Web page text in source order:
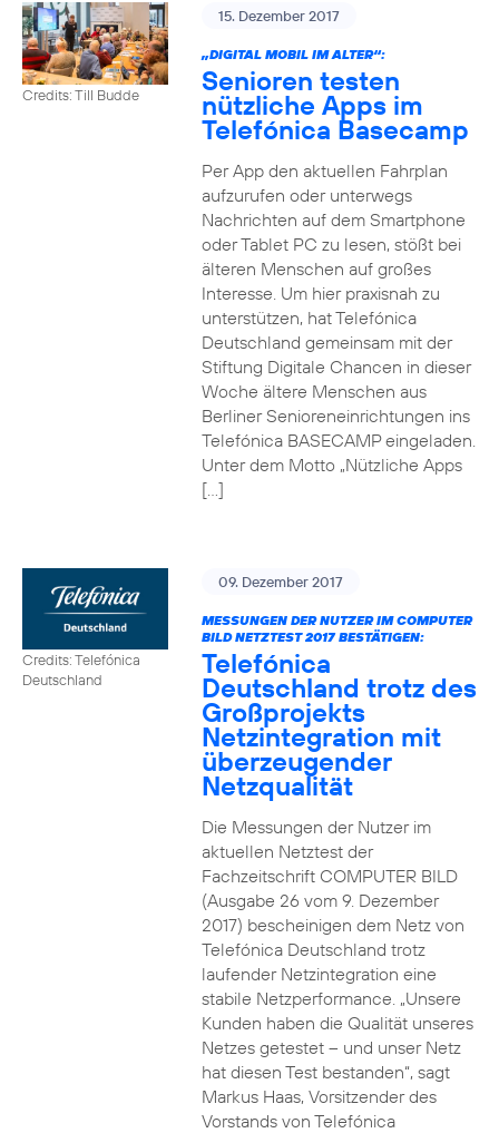
Credits: Till Budde
15. Dezember 2017
„DIGITAL MOBIL IM ALTER“:
Senioren testen
nützliche Apps im
Telefónica Basecamp
Per App den aktuellen Fahrplan
aufzurufen oder unterwegs
Nachrichten auf dem Smartphone
oder Tablet PC zu lesen, stößt bei
älteren Menschen auf großes
Interesse. Um hier praxisnah zu
unterstützen, hat Telefónica
Deutschland gemeinsam mit der
Stiftung Digitale Chancen in dieser
Woche ältere Menschen aus
Berliner Senioreneinrichtungen ins
Telefónica BASECAMP eingeladen.
Unter dem Motto „Nützliche Apps
[…]
Credits: Telefónica
Deutschland
09. Dezember 2017
MESSUNGEN DER NUTZER IM COMPUTER
BILD NETZTEST 2017 BESTÄTIGEN:
Telefónica
Deutschland trotz des
Großprojekts
Netzintegration mit
überzeugender
Netzqualität
Die Messungen der Nutzer im
aktuellen Netztest der
Fachzeitschrift COMPUTER BILD
(Ausgabe 26 vom 9. Dezember
2017) bescheinigen dem Netz von
Telefónica Deutschland trotz
laufender Netzintegration eine
stabile Netzperformance. „Unsere
Kunden haben die Qualität unseres
Netzes getestet – und unser Netz
hat diesen Test bestanden“, sagt
Markus Haas, Vorsitzender des
Vorstands von Telefónica